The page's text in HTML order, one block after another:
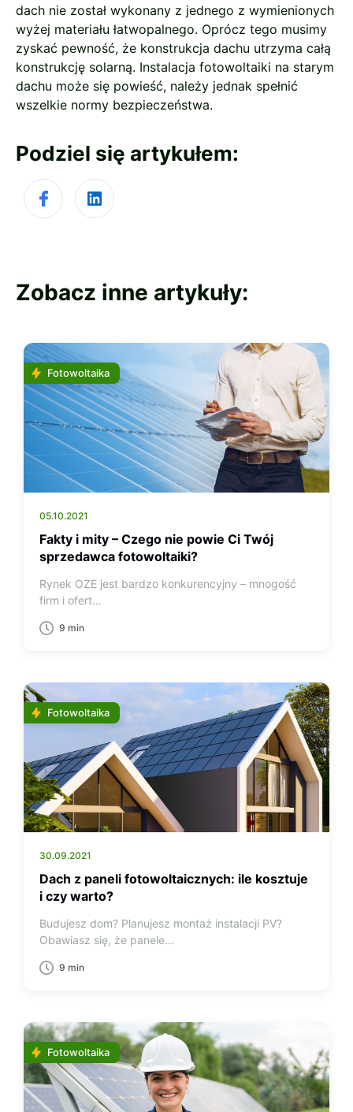
dach nie został wykonany z jednego z wymienionych
wyżej materiału łatwopalnego. Oprócz tego musimy
zyskać pewność, że konstrukcja dachu utrzyma całą
konstrukcję solarną. Instalacja fotowoltaiki na starym
dachu może się powieść, należy jednak spełnić
wszelkie normy bezpieczeństwa.
Podziel się artykułem:
Zobacz inne artykuły:
Fotowoltaika
05.10.2021
Fakty i mity – Czego nie powie Ci Twój
sprzedawca fotowoltaiki?
Rynek OZE jest bardzo konkurencyjny – mnogość
firm i ofert…
9 min
Fotowoltaika
30.09.2021
Dach z paneli fotowoltaicznych: ile kosztuje
i czy warto?
Budujesz dom? Planujesz montaż instalacji PV?
Obawiasz się, że panele…
9 min
Fotowoltaika